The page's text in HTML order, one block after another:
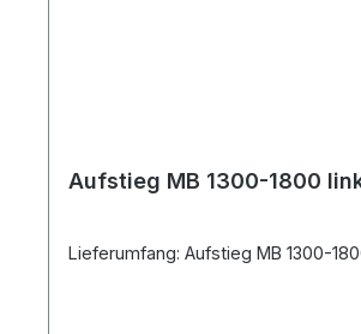
Aufstieg MB 1300-1800
Lieferumfang: Aufstieg MB 1300-